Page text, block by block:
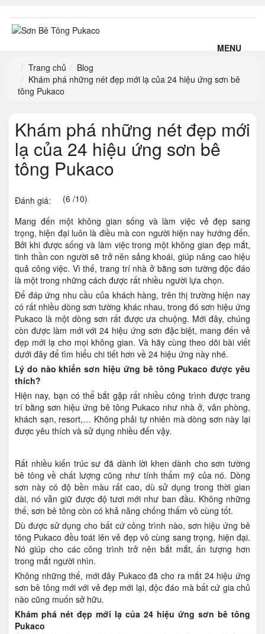
MENU
Trang chủ
Blog
Khám phá những nét đẹp mới lạ của 24 hiệu ứng sơn bê
tông Pukaco
Khám phá những nét đẹp mới
lạ của 24 hiệu ứng sơn bê
tông Pukaco
Đánh giá:
(6 /10)
Mang đến một không gian sống và làm việc vẻ đẹp sang
trọng, hiện đại luôn là điều mà con người hiện nay hướng đến.
Bởi khi được sống và làm việc trong một không gian đẹp mắt,
tinh thần con người sẽ trở nên sảng khoái, giúp nâng cao hiệu
quả công việc. Vì thế, trang trí nhà ở bằng sơn tường độc đáo
là một trong những cách được rất nhiều người lựa chọn.
Để đáp ứng nhu cầu của khách hàng, trên thị trường hiện nay
có rất nhiều dòng sơn tường khác nhau, trong đó sơn hiệu ứng
Pukaco là một dòng sơn rất được ưa chuộng. Mới đây, chúng
còn được làm mới với 24 hiệu ứng sơn đặc biệt, mang đến vẻ
đẹp mới lạ cho mọi không gian. Và hãy cùng theo dõi bài viết
dưới đây để tìm hiểu chi tiết hơn về 24 hiệu ứng này nhé.
Lý do nào khiến sơn hiệu ứng bê tông Pukaco được yêu
thích?
Hiện nay, bạn có thể bắt gặp rất nhiều công trình được trang
trí bằng sơn hiệu ứng bê tông Pukaco như nhà ở, văn phòng,
khách sạn, resort,… Không phải tự nhiên mà dòng sơn này lại
được yêu thích và sử dụng nhiều đến vậy.
Rất nhiều kiến trúc sư đã dành lời khen dành cho sơn tường
bê tông về chất lượng cũng như tính thẩm mỹ của nó. Dòng
sơn này có độ bền màu rất cao, dù sử dụng trong thời gian
dài, nó vẫn giữ được độ tươi mới như ban đầu. Không những
thế, sơn bê tông còn có khả năng chống thấm vô cùng tốt.
Dù được sử dụng cho bất cứ công trình nào, sơn hiệu ứng bê
tông Pukaco đều toát lên vẻ đẹp vô cùng sang trọng, hiện đại.
Nó giúp cho các công trình trở nên bắt mắt, ấn tượng hơn
trong mắt người nhìn.
Không những thế, mới đây Pukaco đã cho ra mắt 24 hiệu ứng
sơn bê tông mới với vẻ đẹp mới lại, độc đáo mà bất cứ gia chủ
nào cũng muốn sở hữu.
Khám phá nét đẹp mới lạ của 24 hiệu ứng sơn bê tông
Pukaco